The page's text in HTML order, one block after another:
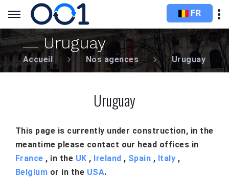
FR
Uruguay
Accueil Nos agences Uruguay
Uruguay
This page is currently under construction, in the
meantime please contact our head offices in
France , in the UK , Ireland , Spain , Italy ,
Belgium or in the USA.